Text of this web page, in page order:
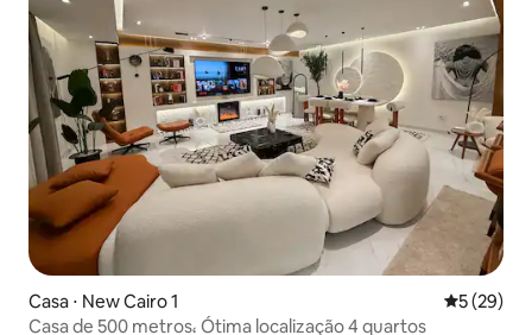
Casa ⋅ New Cairo 1 5 de uma
5 (29)
Casa de 500 metros، Ótima localização 4 quartos